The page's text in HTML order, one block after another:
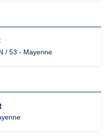
/ 53 - Mayenne